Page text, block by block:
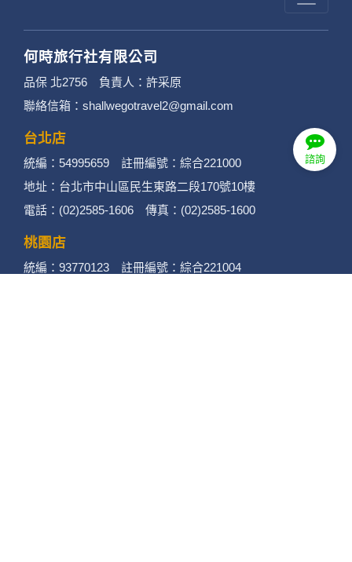
諮詢
何時旅行社有限公司
品保 北2756 負責人：許采原
聯絡信箱：shallwegotravel2@gmail.com
台北店
統編：54995659 註冊編號：綜合221000
地址：台北市中山區民生東路二段170號10樓
電話：(02)2585-1606 傳真：(02)2585-1600
桃園店
統編：93770123 註冊編號：綜合221004